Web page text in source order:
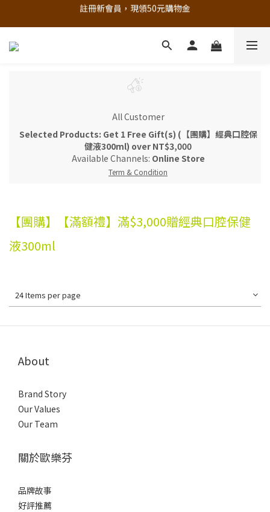
追蹤歐樂芬的Facebook，隨時掌握最新資訊！
註冊新會員，現領50元購物金
All Customer
Selected Products: Get 1 Free Gift(s) (【團購】經典口腔保
健液300ml) over NT$3,000
Available Channels: Online Store
Term & Condition
【團購】【滿額禮】滿$3,000贈經典口腔保健
液300ml
24 Items per page
About
Brand Story
Our Values
Our Team
關於歐樂芬
品牌故事
好評推薦